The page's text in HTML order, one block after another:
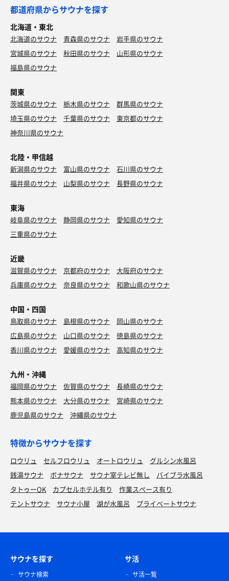
都道府県からサウナを探す
北海道・東北
北海道のサウナ 青森県のサウナ
岩手県のサウナ
宮城県のサウナ
秋田県のサウナ
山形県のサウナ
福島県のサウナ
関東
茨城県のサウナ 栃木県のサウナ
群馬県のサウナ
埼玉県のサウナ
千葉県のサウナ
東京都のサウナ
神奈川県のサウナ
北陸・甲信越
新潟県のサウナ 富山県のサウナ
石川県のサウナ
福井県のサウナ
山梨県のサウナ 長野県のサウナ
東海
岐阜県のサウナ 静岡県のサウナ
愛知県のサウナ
三重県のサウナ
近畿
滋賀県のサウナ 京都府のサウナ
大阪府のサウナ
兵庫県のサウナ
奈良県のサウナ 和歌山県のサウナ
中国・四国
鳥取県のサウナ 島根県のサウナ
岡山県のサウナ
広島県のサウナ
山口県のサウナ
徳島県のサウナ
香川県のサウナ
愛媛県のサウナ 高知県のサウナ
九州・沖縄
福岡県のサウナ 佐賀県のサウナ
長崎県のサウナ
熊本県のサウナ
大分県のサウナ
宮崎県のサウナ
鹿児島県のサウナ
沖縄県のサウナ
特徴からサウナを探す
ロウリュ セルフロウリュ オートロウリュ
グルシン水風呂
銭湯サウナ
ボナサウナ サウナ室テレビ無し
バイブラ水風呂
タトゥーOK
カプセルホテル有り
作業スペース有り
テントサウナ
サウナ小屋 湖が水風呂 プライベートサウナ
サウナを探す
サウナ検索
サ活
サ活一覧